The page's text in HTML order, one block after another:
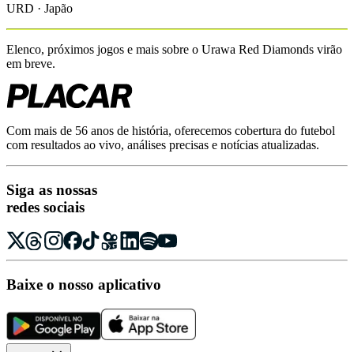
URD · Japão
Elenco, próximos jogos e mais sobre o Urawa Red Diamonds virão
em breve.
Com mais de 56 anos de história, oferecemos cobertura do futebol
com resultados ao vivo, análises precisas e notícias atualizadas.
Siga as nossas
redes sociais
Baixe o nosso aplicativo